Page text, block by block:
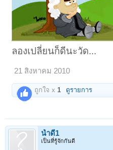
ลองเปลี่ยนก็ดีนะวัด...
21 สิงหาคม 2010
ถูกใจ x 1 ดูรายการ
น้ำดี1
เป็นที่รู้จักกันดี